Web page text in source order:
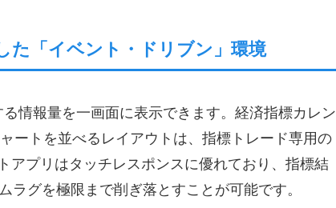
た「イベント・ドリブン」環境
情報量を一画面に表示できます。経済指標カレン
ートを並べるレイアウトは、指標トレード専用の
アプリはタッチレスポンスに優れており、指標結
グを極限まで削ぎ落とすことが可能です。